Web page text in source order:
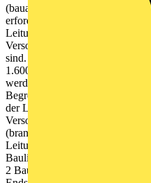
(bauaufsichtlicher Ver-
erforderlich!) Auf den
Leitungsanlage kann verzichtet
Versorgung des Brandabschnitts
sind. Brandabschnitte max.
1.600 m 2 sollten in virtuelle
werden (Aus nahme LAR
Begrenzung auf 1.600 m 2
der Leitungsanlage Bisher
Versorgung über Sentara
(brand- abschnittsübergreifend)
Leitungsnetz im Brand abschnitt
Baulicher Brandabschnitt
2 Baulicher Brandabschnitt